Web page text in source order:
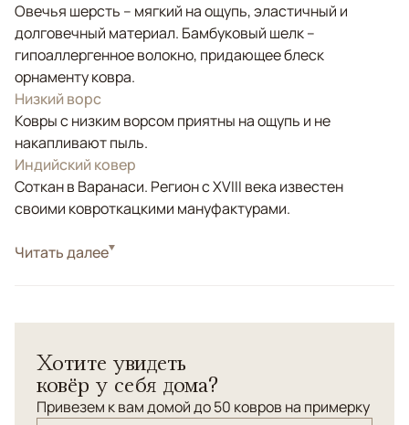
Овечья шерсть – мягкий на ощупь, эластичный и
долговечный материал. Бамбуковый шелк –
гипоаллергенное волокно, придающее блеск
орнаменту ковра.
Низкий ворс
Ковры с низким ворсом приятны на ощупь и не
накапливают пыль.
Индийский ковер
Соткан в Варанаси. Регион с XVIII века известен
своими ковроткацкими мануфактурами.
СтильСовременные
графитовыми шелковыми полосками создаст
городской интерьер и подчеркнет его элегантность.
Универсален в своем применении.
Читать далее
Хотите увидеть
ковёр у себя дома?
Привезем к вам домой до 50 ковров на примерку